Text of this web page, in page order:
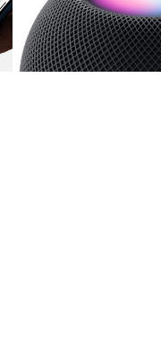
图库 图像 5